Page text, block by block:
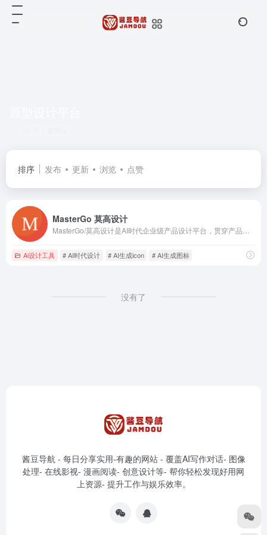
排序 发布 更新 浏览 点赞
MasterGo 莫高设计
Ai设计工具 # AI时代设计 # AI生成icon # AI生成图标
没有了
酱豆导航 - 每日分享实用-有趣的网站 - 覆盖AI写作对话- 图像
处理- 在线影视- 漫画阅读- 创意设计等- 帮你轻松发现好用网
上资源- 提升工作与娱乐效率。